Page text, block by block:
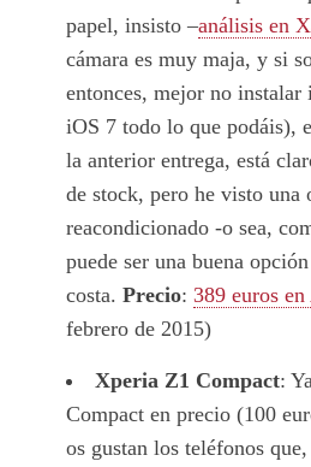
papel, insisto –análisis en
cámara es muy maja, y si
entonces, mejor no instalar
iOS 7 todo lo que podáis),
la anterior entrega, está
de stock, pero he visto una
reacondicionado -o sea,
puede ser una buena
costa. Precio: 389 euros
febrero de 2015)
Xperia Z1 Compact:
Compact en precio (100
os gustan los teléfonos